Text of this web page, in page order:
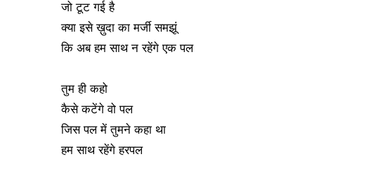
जो टूट गई है
क्या इसे ख़ुदा का मर्जी समझूं
कि अब हम साथ न रहेंगे एक पल
तुम ही कहो
कैसे कटेंगे वो पल
जिस पल में तुमने कहा था
हम साथ रहेंगे हरपल